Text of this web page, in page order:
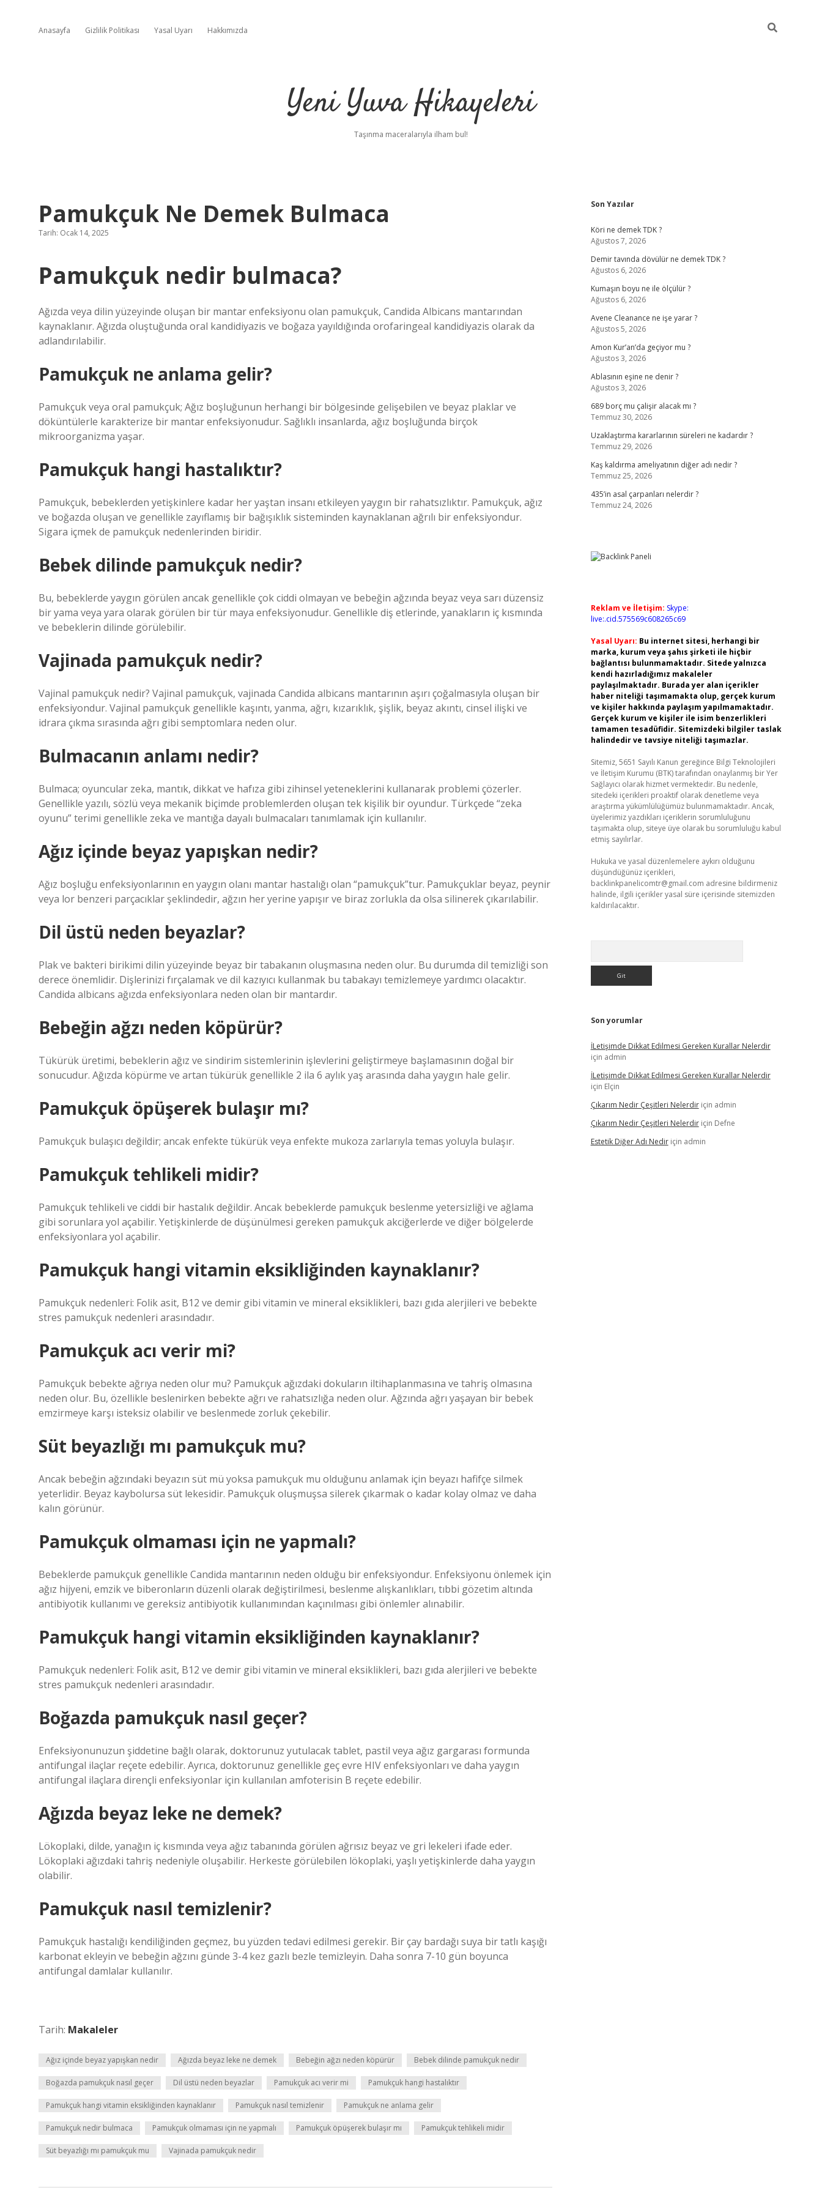
Anasayfa Gizlilik Politikası Yasal Uyarı Hakkımızda
Yeni Yuva Hikayeleri
Taşınma maceralarıyla ilham bul!
Pamukçuk Ne Demek Bulmaca
Tarih: Ocak 14, 2025
Pamukçuk nedir bulmaca?
Ağızda veya dilin yüzeyinde oluşan bir mantar enfeksiyonu olan pamukçuk, Candida Albicans mantarından
kaynaklanır. Ağızda oluştuğunda oral kandidiyazis ve boğaza yayıldığında orofaringeal kandidiyazis olarak da
adlandırılabilir.
Pamukçuk ne anlama gelir?
Pamukçuk veya oral pamukçuk; Ağız boşluğunun herhangi bir bölgesinde gelişebilen ve beyaz plaklar ve
döküntülerle karakterize bir mantar enfeksiyonudur. Sağlıklı insanlarda, ağız boşluğunda birçok
mikroorganizma yaşar.
Pamukçuk hangi hastalıktır?
Pamukçuk, bebeklerden yetişkinlere kadar her yaştan insanı etkileyen yaygın bir rahatsızlıktır. Pamukçuk, ağız
ve boğazda oluşan ve genellikle zayıflamış bir bağışıklık sisteminden kaynaklanan ağrılı bir enfeksiyondur.
Sigara içmek de pamukçuk nedenlerinden biridir.
Bebek dilinde pamukçuk nedir?
Bu, bebeklerde yaygın görülen ancak genellikle çok ciddi olmayan ve bebeğin ağzında beyaz veya sarı düzensiz
bir yama veya yara olarak görülen bir tür maya enfeksiyonudur. Genellikle diş etlerinde, yanakların iç kısmında
ve bebeklerin dilinde görülebilir.
Vajinada pamukçuk nedir?
Vajinal pamukçuk nedir? Vajinal pamukçuk, vajinada Candida albicans mantarının aşırı çoğalmasıyla oluşan bir
enfeksiyondur. Vajinal pamukçuk genellikle kaşıntı, yanma, ağrı, kızarıklık, şişlik, beyaz akıntı, cinsel ilişki ve
idrara çıkma sırasında ağrı gibi semptomlara neden olur.
Bulmacanın anlamı nedir?
Bulmaca; oyuncular zeka, mantık, dikkat ve hafıza gibi zihinsel yeteneklerini kullanarak problemi çözerler.
Genellikle yazılı, sözlü veya mekanik biçimde problemlerden oluşan tek kişilik bir oyundur. Türkçede “zeka
oyunu” terimi genellikle zeka ve mantığa dayalı bulmacaları tanımlamak için kullanılır.
Ağız içinde beyaz yapışkan nedir?
Ağız boşluğu enfeksiyonlarının en yaygın olanı mantar hastalığı olan “pamukçuk”tur. Pamukçuklar beyaz, peynir
veya lor benzeri parçacıklar şeklindedir, ağzın her yerine yapışır ve biraz zorlukla da olsa silinerek çıkarılabilir.
Dil üstü neden beyazlar?
Plak ve bakteri birikimi dilin yüzeyinde beyaz bir tabakanın oluşmasına neden olur. Bu durumda dil temizliği son
derece önemlidir. Dişlerinizi fırçalamak ve dil kazıyıcı kullanmak bu tabakayı temizlemeye yardımcı olacaktır.
Candida albicans ağızda enfeksiyonlara neden olan bir mantardır.
Bebeğin ağzı neden köpürür?
Tükürük üretimi, bebeklerin ağız ve sindirim sistemlerinin işlevlerini geliştirmeye başlamasının doğal bir
sonucudur. Ağızda köpürme ve artan tükürük genellikle 2 ila 6 aylık yaş arasında daha yaygın hale gelir.
Pamukçuk öpüşerek bulaşır mı?
Pamukçuk bulaşıcı değildir; ancak enfekte tükürük veya enfekte mukoza zarlarıyla temas yoluyla bulaşır.
Pamukçuk tehlikeli midir?
Pamukçuk tehlikeli ve ciddi bir hastalık değildir. Ancak bebeklerde pamukçuk beslenme yetersizliği ve ağlama
gibi sorunlara yol açabilir. Yetişkinlerde de düşünülmesi gereken pamukçuk akciğerlerde ve diğer bölgelerde
enfeksiyonlara yol açabilir.
Pamukçuk hangi vitamin eksikliğinden kaynaklanır?
Pamukçuk nedenleri: Folik asit, B12 ve demir gibi vitamin ve mineral eksiklikleri, bazı gıda alerjileri ve bebekte
stres pamukçuk nedenleri arasındadır.
Pamukçuk acı verir mi?
Pamukçuk bebekte ağrıya neden olur mu? Pamukçuk ağızdaki dokuların iltihaplanmasına ve tahriş olmasına
neden olur. Bu, özellikle beslenirken bebekte ağrı ve rahatsızlığa neden olur. Ağzında ağrı yaşayan bir bebek
emzirmeye karşı isteksiz olabilir ve beslenmede zorluk çekebilir.
Süt beyazlığı mı pamukçuk mu?
Ancak bebeğin ağzındaki beyazın süt mü yoksa pamukçuk mu olduğunu anlamak için beyazı hafifçe silmek
yeterlidir. Beyaz kaybolursa süt lekesidir. Pamukçuk oluşmuşsa silerek çıkarmak o kadar kolay olmaz ve daha
kalın görünür.
Pamukçuk olmaması için ne yapmalı?
Bebeklerde pamukçuk genellikle Candida mantarının neden olduğu bir enfeksiyondur. Enfeksiyonu önlemek için
ağız hijyeni, emzik ve biberonların düzenli olarak değiştirilmesi, beslenme alışkanlıkları, tıbbi gözetim altında
antibiyotik kullanımı ve gereksiz antibiyotik kullanımından kaçınılması gibi önlemler alınabilir.
Pamukçuk hangi vitamin eksikliğinden kaynaklanır?
Pamukçuk nedenleri: Folik asit, B12 ve demir gibi vitamin ve mineral eksiklikleri, bazı gıda alerjileri ve bebekte
stres pamukçuk nedenleri arasındadır.
Boğazda pamukçuk nasıl geçer?
Enfeksiyonunuzun şiddetine bağlı olarak, doktorunuz yutulacak tablet, pastil veya ağız gargarası formunda
antifungal ilaçlar reçete edebilir. Ayrıca, doktorunuz genellikle geç evre HIV enfeksiyonları ve daha yaygın
antifungal ilaçlara dirençli enfeksiyonlar için kullanılan amfoterisin B reçete edebilir.
Ağızda beyaz leke ne demek?
Lökoplaki, dilde, yanağın iç kısmında veya ağız tabanında görülen ağrısız beyaz ve gri lekeleri ifade eder.
Lökoplaki ağızdaki tahriş nedeniyle oluşabilir. Herkeste görülebilen lökoplaki, yaşlı yetişkinlerde daha yaygın
olabilir.
Pamukçuk nasıl temizlenir?
Pamukçuk hastalığı kendiliğinden geçmez, bu yüzden tedavi edilmesi gerekir. Bir çay bardağı suya bir tatlı kaşığı
karbonat ekleyin ve bebeğin ağzını günde 3-4 kez gazlı bezle temizleyin. Daha sonra 7-10 gün boyunca
antifungal damlalar kullanılır.
Tarih: Makaleler
Ağız içinde beyaz yapışkan nedir Ağızda beyaz leke ne demek Bebeğin ağzı neden köpürür Bebek dilinde pamukçuk nedir
Boğazda pamukçuk nasıl geçer Dil üstü neden beyazlar Pamukçuk acı verir mi Pamukçuk hangi hastalıktır
Pamukçuk hangi vitamin eksikliğinden kaynaklanır Pamukçuk nasıl temizlenir Pamukçuk ne anlama gelir
Pamukçuk nedir bulmaca Pamukçuk olmaması için ne yapmalı Pamukçuk öpüşerek bulaşır mı Pamukçuk tehlikeli midir
Süt beyazlığı mı pamukçuk mu Vajinada pamukçuk nedir
Sidebar
Son Yazılar
Köri ne demek TDK ?
Ağustos 7, 2026
Demir tavında dövülür ne demek TDK ?
Ağustos 6, 2026
Kumaşın boyu ne ile ölçülür ?
Ağustos 6, 2026
Avene Cleanance ne işe yarar ?
Ağustos 5, 2026
Amon Kur’an’da geçiyor mu ?
Ağustos 3, 2026
Ablasının eşine ne denir ?
Ağustos 3, 2026
689 borç mu çalişir alacak mı ?
Temmuz 30, 2026
Uzaklaştırma kararlarının süreleri ne kadardır ?
Temmuz 29, 2026
Kaş kaldırma ameliyatının diğer adı nedir ?
Temmuz 25, 2026
435’in asal çarpanları nelerdir ?
Temmuz 24, 2026
Reklam ve İletişim: Skype:
live:.cid.575569c608265c69
Yasal Uyarı: Bu internet sitesi, herhangi bir
marka, kurum veya şahıs şirketi ile hiçbir
bağlantısı bulunmamaktadır. Sitede yalnızca
kendi hazırladığımız makaleler
paylaşılmaktadır. Burada yer alan içerikler
haber niteliği taşımamakta olup, gerçek kurum
ve kişiler hakkında paylaşım yapılmamaktadır.
Gerçek kurum ve kişiler ile isim benzerlikleri
tamamen tesadüfidir. Sitemizdeki bilgiler taslak
halindedir ve tavsiye niteliği taşımazlar.
Sitemiz, 5651 Sayılı Kanun gereğince Bilgi Teknolojileri
ve İletişim Kurumu (BTK) tarafından onaylanmış bir Yer
Sağlayıcı olarak hizmet vermektedir. Bu nedenle,
sitedeki içerikleri proaktif olarak denetleme veya
araştırma yükümlülüğümüz bulunmamaktadır. Ancak,
üyelerimiz yazdıkları içeriklerin sorumluluğunu
taşımakta olup, siteye üye olarak bu sorumluluğu kabul
etmiş sayılırlar.
Hukuka ve yasal düzenlemelere aykırı olduğunu
düşündüğünüz içerikleri,
backlinkpanelicomtr@gmail.com adresine bildirmeniz
halinde, ilgili içerikler yasal süre içerisinde sitemizden
kaldırılacaktır.
Son yorumlar
İLetişimde Dikkat Edilmesi Gereken Kurallar Nelerdir
için admin
İLetişimde Dikkat Edilmesi Gereken Kurallar Nelerdir
için Elçin
Çıkarım Nedir Çeşitleri Nelerdiriçin admin
Çıkarım Nedir Çeşitleri Nelerdiriçin Defne
Estetik Diğer Adı Nediriçin admin
Betexper giriş adresi